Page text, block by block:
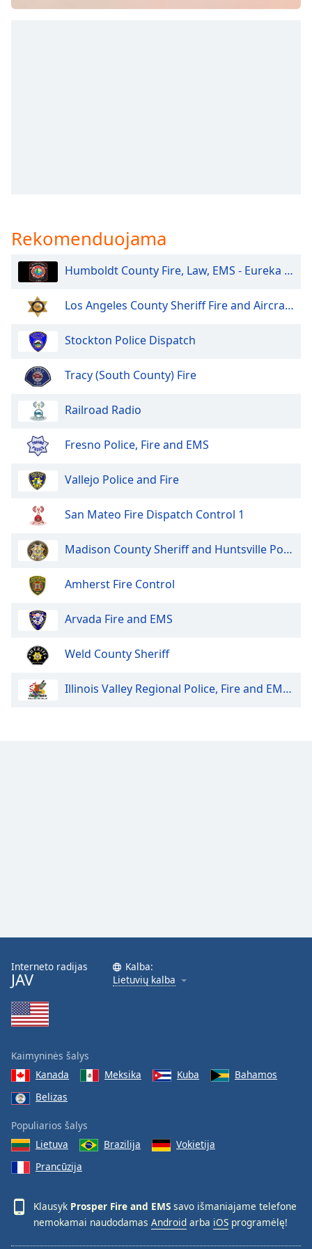
subtitles
window.
Beginning
dialog
window.
window.
Opacity
Background
Opacity
Caption
Family
Reset
Done
Dialog
End
dialog
window.
Rekomenduojama
Humboldt County Fire, Law, EMS - Eureka and North
Los Angeles County Sheriff Fire and Aircraft Santa Clarita V
Stockton Police Dispatch
Tracy (South County) Fire
Railroad Radio
Fresno Police, Fire and EMS
Vallejo Police and Fire
San Mateo Fire Dispatch Control 1
Madison County Sheriff and Huntsville Police
Amherst Fire Control
Arvada Fire and EMS
Weld County Sheriff
Illinois Valley Regional Police, Fire and EMS Dispatch
Interneto radijas
JAV
Kalba:
Lietuvių kalba
Kaimyninės šalys
Kanada
Meksika Kuba
Bahamos
Belizas
Populiarios šalys
Lietuva
Brazilija
Vokietija
Prancūzija
Klausyk Prosper Fire and EMS savo išmaniajame telefone
nemokamai naudodamas Android arba iOS programėlę!